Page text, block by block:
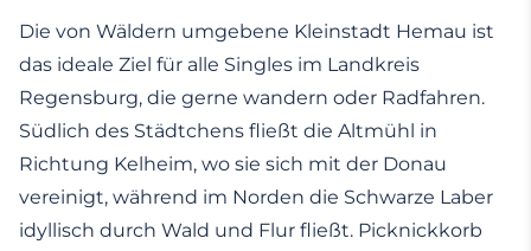
Die von Wäldern umgebene Kleinstadt Hemau ist
das ideale Ziel für alle Singles im Landkreis
Regensburg, die gerne wandern oder Radfahren.
Südlich des Städtchens fließt die Altmühl in
Richtung Kelheim, wo sie sich mit der Donau
vereinigt, während im Norden die Schwarze Laber
idyllisch durch Wald und Flur fließt. Picknickkorb